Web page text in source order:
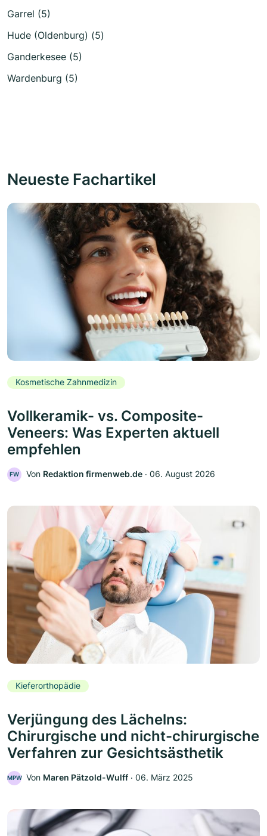
Garrel (5)
Hude (Oldenburg) (5)
Ganderkesee (5)
Wardenburg (5)
Neueste Fachartikel
Kosmetische Zahnmedizin
Vollkeramik- vs. Composite-
Veneers: Was Experten aktuell
empfehlen
FW Von Redaktion firmenweb.de ‧ 06. August 2026
Kieferorthopädie
Verjüngung des Lächelns:
Chirurgische und nicht-chirurgische
Verfahren zur Gesichtsästhetik
MPW Von Maren Pätzold-Wulff ‧ 06. März 2025